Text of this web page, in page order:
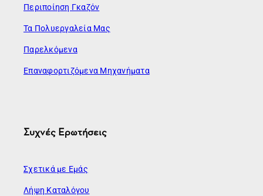
Περιποίηση Γκαζόν
Τα Πολυεργαλεία Μας
Παρελκόμενα
Επαναφορτιζόμενα Μηχανήματα
Συχνές Ερωτήσεις
Σχετικά με Εμάς
Λήψη Καταλόγου